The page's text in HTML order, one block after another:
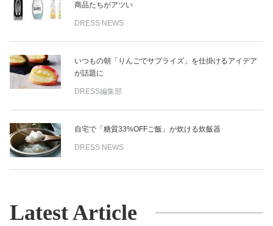
商品たちがアツい
DRESS NEWS
いつもの朝「りんごでサプライズ」を仕掛けるアイデア
が話題に
DRESS編集部
自宅で「糖質33%OFFご飯」が炊ける炊飯器
DRESS NEWS
Latest Article